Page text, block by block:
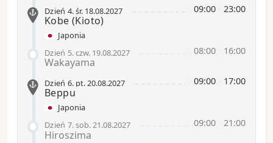
09:00 23:00
Dzień 4.śr. 18.08.2027
Kobe (Kioto)
Japonia
08:00 16:00
Dzień 5.czw. 19.08.2027
Wakayama
09:00 17:00
Dzień 6. pt.20.08.2027
Beppu
Japonia
09:00 21:00
Dzień 7.sob.21.08.2027
Hiroszima